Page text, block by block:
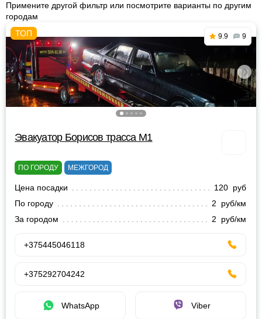
Примените другой фильтр или посмотрите варианты по другим
городам
9.9 9
Эвакуатор Борисов трасса М1
ПО ГОРОДУ МЕЖГОРОД
Цена посадки
120 руб
По городу
2 руб/км
За городом
2 руб/км
+375445046118
+375292704242
WhatsApp Viber